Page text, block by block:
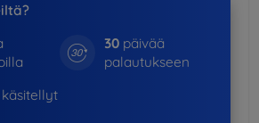
30 päivää
palautukseen